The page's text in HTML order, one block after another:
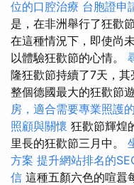
位的口腔治療 台胞證申
是，在非洲舉行了狂歡
在這種情況下，即使尚
以體驗狂歡節的心情。
隆狂歡節持續了7天，其
整個德國最大的狂歡節
房，適合需要專業照護
照顧與關懷 狂歡節輝煌
里長的狂歡節三月中。
方案 提升網站排名的
信 這種五顏六色的喧囂